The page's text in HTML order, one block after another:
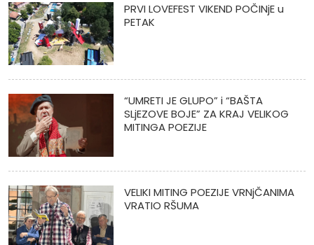
PRVI LOVEFEST VIKEND POČINjE u
PETAK
“UMRETI JE GLUPO” i “BAŠTA
SLjEZOVE BOJE” ZA KRAJ VELIKOG
MITINGA POEZIJE
VELIKI MITING POEZIJE VRNjČANIMA
VRATIO RŠUMA